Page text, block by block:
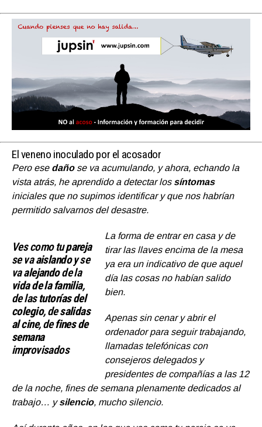
El veneno inoculado por el acosador
Pero ese dañose va acumulando, y ahora, echando la
vista atrás, he aprendido a detectar los síntomas
iniciales que no supimos identificar y que nos habrían
permitido salvarnos del desastre.
Ves como tupareja
se vaaislandoy se
vaalejandode la
vida de la familia,
de lastutorías del
colegio, desalidas
al cine, defines de
semana
improvisados
La forma de entrar en casa y de
tirar las llaves encima de la mesa
ya era un indicativo de que aquel
día las cosas no habían salido
bien.
Apenas sin cenar y abrir el
ordenador para seguir trabajando,
llamadas telefónicas con
consejeros delegados y
presidentes de compañías a las 12
de la noche, fines de semana plenamente dedicados al
trabajo… ysilencio, mucho silencio.